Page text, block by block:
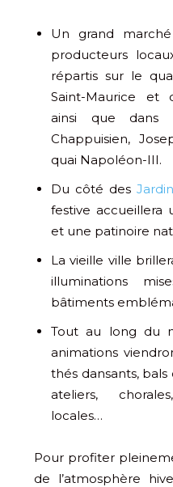
Un grand marché
producteurs
répartis sur le
Saint-Maurice et
ainsi que dans
Chappuisien,
quai Napoléon-III.
Du côté des
festive accueillera
et une patinoire
La vieille ville
illuminations
bâtiments
Tout au long du
animations
thés dansants,
ateliers,
locales…
Pour profiter
de l’atmosphère